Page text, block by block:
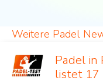
Weitere Padel
Padel in
listet 17